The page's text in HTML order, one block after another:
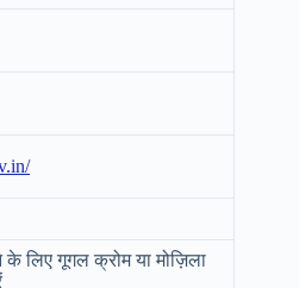
लिए गूगल क्रोम या मोज़िला